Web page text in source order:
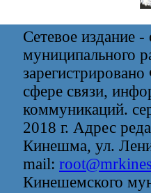
Сетевое издание
муниципального
сфере связи,
коммуникаций.
2018 г. Адрес
Кинешма, ул.
mail:
Кинешемского